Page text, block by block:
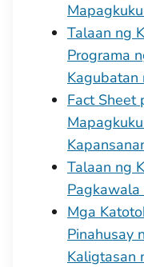
Talaan ng
Programa
Kagubatan
Fact Sheet
Talaan ng
Pagkawala
Mga
Pinahusay
Kaligtasan